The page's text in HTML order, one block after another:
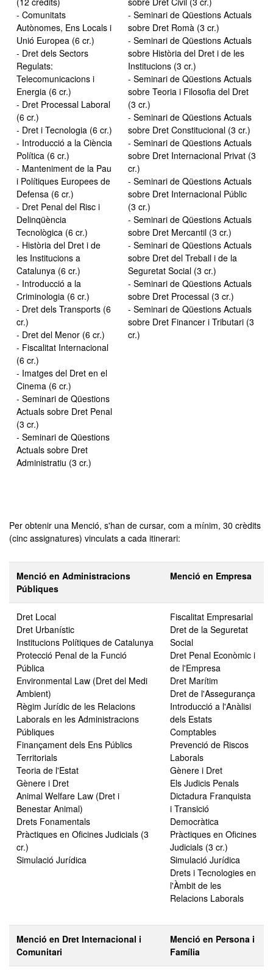
- Comunitats
Autònomes, Ens Locals i
Unió Europea (6 cr.)
- Dret dels Sectors
Regulats:
Telecomunicacions i
Energia (6 cr.)
- Dret Processal Laboral
(6 cr.)
- Dret i Tecnologia (6 cr.)
- Introducció a la Ciència
Política (6 cr.)
- Manteniment de la Pau
i Polítiques Europees de
Defensa (6 cr.)
- Dret Penal del Risc i
Delinqüència
Tecnològica (6 cr.)
- Història del Dret i de
les Institucions a
Catalunya (6 cr.)
- Introducció a la
Criminologia (6 cr.)
- Dret dels Transports (6
cr.)
- Dret del Menor (6 cr.)
- Fiscalitat Internacional
(6 cr.)
- Imatges del Dret en el
Cinema (6 cr.)
- Seminari de Qüestions
Actuals sobre Dret Penal
(3 cr.)
- Seminari de Qüestions
Actuals sobre Dret
Administratiu (3 cr.)
- Seminari de Qüestions Actuals
sobre Dret Romà (3 cr.)
- Seminari de Qüestions Actuals
sobre Història del Dret i de les
Institucions (3 cr.)
- Seminari de Qüestions Actuals
sobre Teoria i Filosofia del Dret
(3 cr.)
- Seminari de Qüestions Actuals
sobre Dret Constitucional (3 cr.)
- Seminari de Qüestions Actuals
sobre Dret Internacional Privat (3
cr.)
- Seminari de Qüestions Actuals
sobre Dret Internacional Públic
(3 cr.)
- Seminari de Qüestions Actuals
sobre Dret Mercantil (3 cr.)
- Seminari de Qüestions Actuals
sobre Dret del Treball i de la
Seguretat Social (3 cr.)
- Seminari de Qüestions Actuals
sobre Dret Processal (3 cr.)
- Seminari de Qüestions Actuals
sobre Dret Financer i Tributari (3
cr.)
Per obtenir una Menció, s'han de cursar, com a mínim, 30 crèdits
(cinc assignatures) vinculats a cada itinerari:
Menció en Administracions
Públiques
Menció en Empresa
Dret Local
Dret Urbanístic
Institucions Polítiques de Catalunya
Protecció Penal de la Funció
Pública
Environmental Law (Dret del Medi
Ambient)
Règim Jurídic de les Relacions
Laborals en les Administracions
Públiques
Finançament dels Ens Públics
Territorials
Teoria de l'Estat
Gènere i Dret
Animal Welfare Law (Dret i
Benestar Animal)
Drets Fonamentals
Pràctiques en Oficines Judicials (3
cr.)
Simulació Jurídica
Fiscalitat Empresarial
Dret de la Seguretat
Social
Dret Penal Econòmic i
de l'Empresa
Dret Marítim
Dret de l'Assegurança
Introducció a l'Anàlisi
dels Estats
Comptables
Prevenció de Riscos
Laborals
Gènere i Dret
Els Judicis Penals
Dictadura Franquista
i Transició
Democràtica
Pràctiques en Oficines
Judicials (3 cr.)
Simulació Jurídica
Drets i Tecnologies en
l'Àmbit de les
Relacions Laborals
Menció en Dret Internacional i
Comunitari
Menció en Persona i
Família